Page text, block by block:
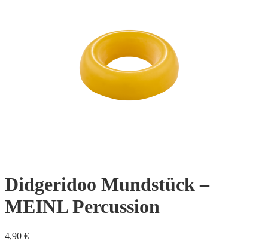
Didgeridoo Mundstück –
MEINL Percussion
4,90 €